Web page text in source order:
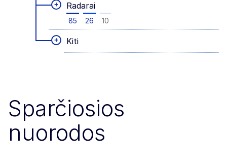
+ Radarai
85 26 10
+ Kiti
Sparčiosios
nuorodos